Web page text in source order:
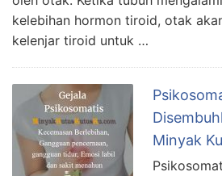
kelebihan hormon tiroid, otak
kelenjar tiroid untuk …
Minyak